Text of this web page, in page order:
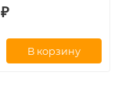
В корзину